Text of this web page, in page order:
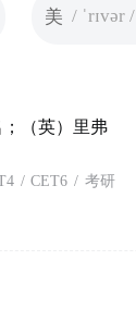
美 / ˈrɪvər /
；（英）里弗
/ CET6 / 考研